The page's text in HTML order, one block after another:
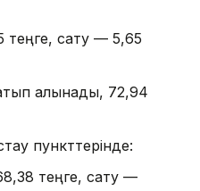
теңге, сату — 5,65
алынады, 72,94
пункттерінде:
теңге, сату —